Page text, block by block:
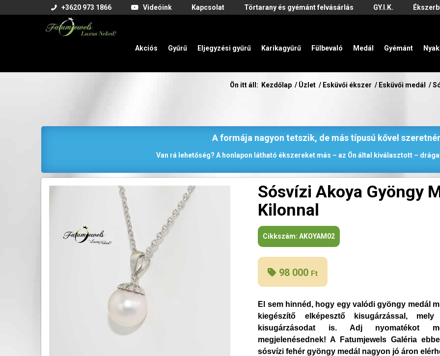
+3620 973 1866 Videóink Kapcsolat Törtarany és gyémánt felvásárlás GY.I.K.
Akciós Gyűrű Eljegyzési gyűrű Karikagyűrű Fülbevaló Medál Gyémánt
Ön itt áll: Kezdőlap / Üzlet / Esküvői ékszer / Esküvői medál /
A formája nagyon tetszik, de más típusú kővel
Van rá lehetőség? A honlapon látható ékszereket más – az Ön által kiválasztott –
Sósvízi Akoya Gyöngy
Kilonnal
Cikkszám:AKOYAM02
98 000 Ft
El sem hinnéd, hogy egy valódi gyöngy medál
kiegészítő elképesztő kisugárzással,
kisugárzásodat is. Adj nyomatékot
megjelenésednek! A Fatumjewels Galéria
sósvízi fehér gyöngy medál nagyon jó áron